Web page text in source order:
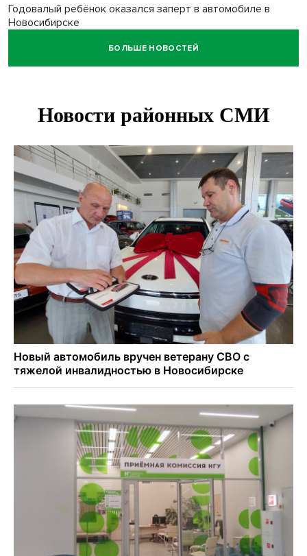
Годовалый ребёнок оказался заперт в автомобиле в
Новосибирске
БОЛЬШЕ НОВОСТЕЙ